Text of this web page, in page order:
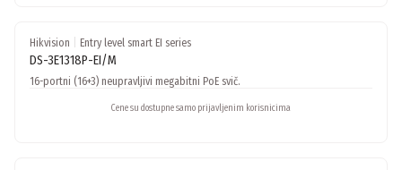
Hikvision Entry level smart EI series
DS-3E1318P-EI/M
16-portni (16+3) neupravljivi megabitni PoE svič.
Cene su dostupne samo prijavljenim korisnicima